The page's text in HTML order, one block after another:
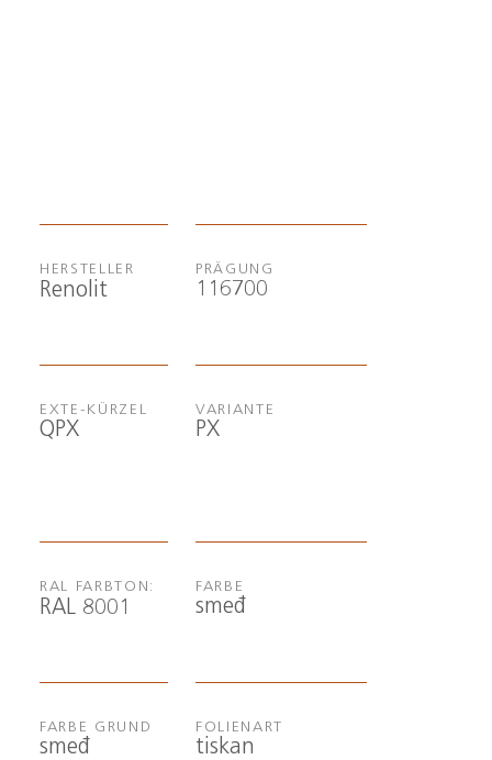
HERSTELLER
Renolit
EXTE-KÜRZEL
QPX
PRÄGUNG
116700
VARIANTE
PX
RAL FARBTON:
RAL 8001
FARBE GRUND
smeđ
FARBE
smeđ
FOLIENART
tiskan